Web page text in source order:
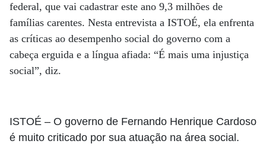
federal, que vai cadastrar este ano 9,3 milhões de
famílias carentes. Nesta entrevista a ISTOÉ, ela enfrenta
as críticas ao desempenho social do governo com a
cabeça erguida e a língua afiada: “É mais uma injustiça
social”, diz.
ISTOÉ – O governo de Fernando Henrique Cardoso
é muito criticado por sua atuação na área social.